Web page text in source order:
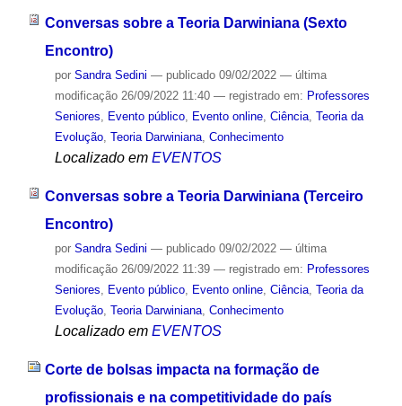
Conversas sobre a Teoria Darwiniana (Sexto
Encontro)
por Sandra Sedini — publicado09/02/2022 — última
modificação26/09/2022 11:40 — registrado em: Professores
Seniores, Evento público, Evento online, Ciência, Teoria da
Evolução, Teoria Darwiniana, Conhecimento
Localizado em EVENTOS
Conversas sobre a Teoria Darwiniana (Terceiro
Encontro)
por Sandra Sedini — publicado09/02/2022 — última
modificação26/09/2022 11:39 — registrado em: Professores
Seniores
Evento público, Evento online, Ciência, Teoria da
Evolução, Teoria Darwiniana, Conhecimento
Localizado em EVENTOS
Corte de bolsas impacta na formação de
profissionais e na competitividade do país